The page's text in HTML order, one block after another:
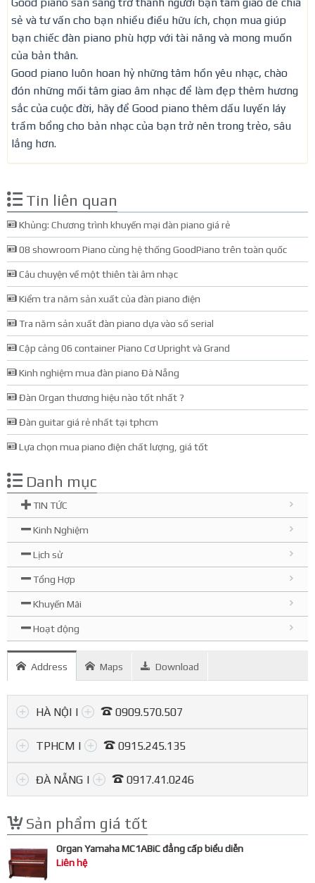
sẻ và tư vấn cho bạn nhiều điều hữu ích, chọn mua giúp
bạn chiếc đàn piano phù hợp với tài năng và mong muốn
của bản thân.
Good piano luôn hoan hỷ những tâm hồn yêu nhạc, chào
đón những mối tâm giao âm nhạc để làm đẹp thêm hương
sắc của cuộc đời, hãy để Good piano thêm dấu luyến láy
trầm bổng cho bản nhạc của bạn trở nên trong trẻo, sâu
lắng hơn.
Tin liên quan
Khủng: Chương trình khuyến mại đàn piano giá rẻ
08 showroom Piano cùng hệ thống GoodPiano trên toàn quốc
Câu chuyện về một thiên tài âm nhạc
Kiểm tra năm sản xuất của đàn piano điện
Tra năm sản xuất đàn piano dựa vào số serial
Cập cảng 06 container Piano Cơ Upright và Grand
Kinh nghiệm mua đàn piano Đà Nẵng
Đàn Organ thương hiệu nào tốt nhất ?
Đàn guitar giá rẻ nhất tại tphcm
Lựa chọn mua piano điện chất lượng, giá tốt
Danh mục
TIN TỨC
Kinh Nghiệm
Lịch sử
Tổng Hợp
Khuyến Mãi
Hoạt động
Address Maps Download
HÀ NỘI | 0909.570.507
Hà Nội
(01) 507, Kim Ngưu, Hai Bà Trưng.
(02) 147, Hào Nam, Đống Đa.
TPHCM | 0915.245.135
ĐÀ NẴNG | 0917.41.0246
Sản phẩm giá tốt
Organ Yamaha MC1ABiC đẳng cấp biểu diễn
Liên hệ